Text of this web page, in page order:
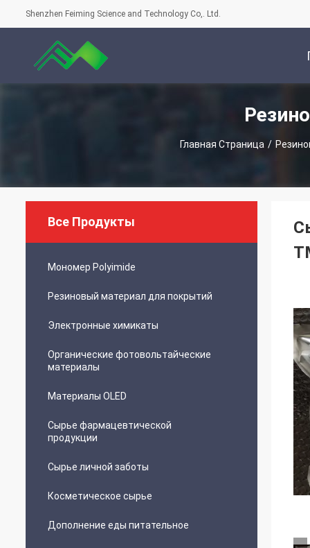
Shenzhen Feiming Science and Technology Co,. Ltd.
Главная Страница /
Все Продукты
Мономер Polyimide
Резиновый материал для покрытий
Электронные химикаты
Органические фотовольтайческие
материалы
Материалы OLED
Сырье фармацевтической
продукции
Сырье личной заботы
Косметическое сырье
Дополнение еды питательное